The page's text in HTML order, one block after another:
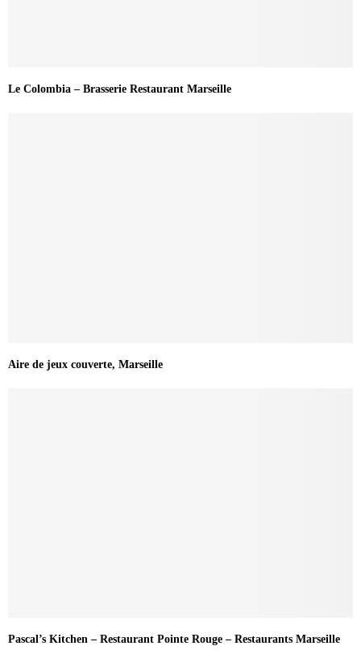
Le Colombia – Brasserie Restaurant Marseille
Aire de jeux couverte, Marseille
Pascal’s Kitchen – Restaurant Pointe Rouge – Restaurants Marseille